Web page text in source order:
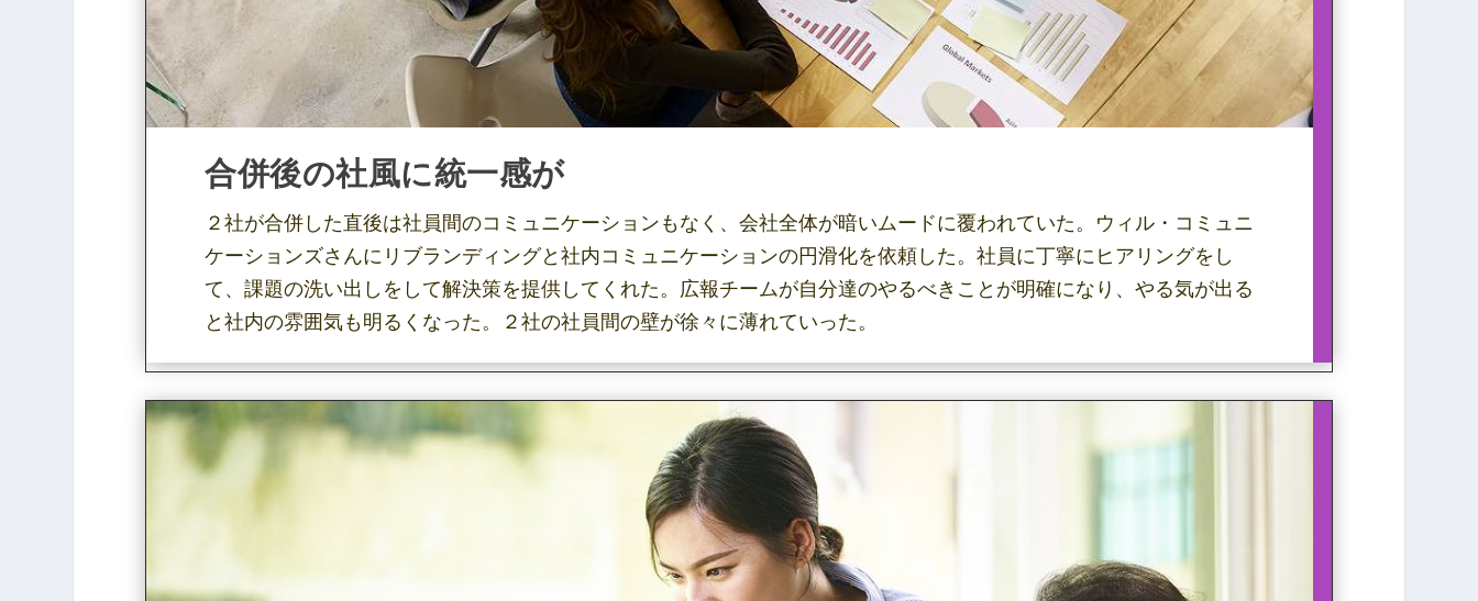
合併後の社風に統一感が
２社が合併した直後は社員間のコミュニケーションもなく、会社全体が暗いムードに覆われていた。ウィル・コミュニ
ケーションズさんにリブランディングと社内コミュニケーションの円滑化を依頼した。社員に丁寧にヒアリングをし
て、課題の洗い出しをして解決策を提供してくれた。広報チームが自分達のやるべきことが明確になり、やる気が出る
と社内の雰囲気も明るくなった。２社の社員間の壁が徐々に薄れていった。